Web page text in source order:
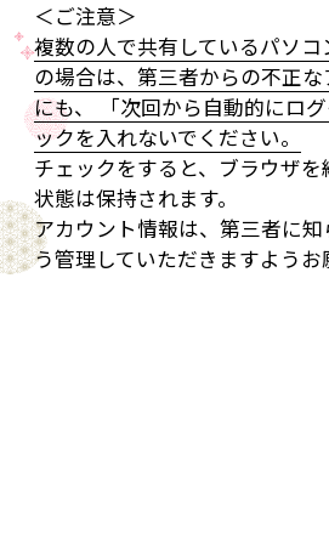
＜ご注意＞
複数の人で共有しているパソ
の場合は、第三者からの不正
にも、 「次回から自動的にロ
ックを入れないでください。
チェックをすると、ブラウザ
状態は保持されます。
アカウント情報は、第三者に
う管理していただきますようお